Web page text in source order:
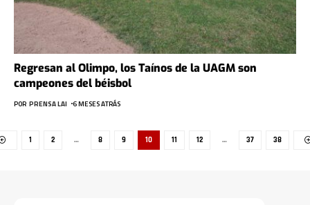
Regresan al Olimpo, los Taínos de la UAGM son
campeones del béisbol
POR PRENSA LAI 6 MESES ATRÁS
1 2 … 8 9 10 11 12 … 37 38